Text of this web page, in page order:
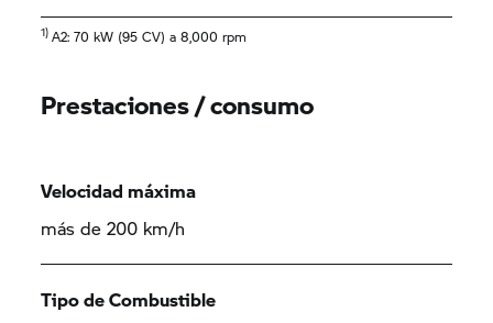
1) A2: 70 kW (95 CV) a 8,000 rpm
Prestaciones / consumo
Velocidad máxima
más de 200 km/h
Tipo de Combustible